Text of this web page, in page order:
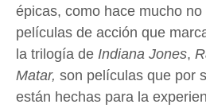
épicas, como hace mucho
películas de acción que
la trilogía de Indiana Jones,
Matar, son películas que por
están hechas para la